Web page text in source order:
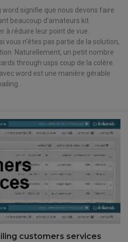
word signifie que nous devons faire
beaucoup d'amateurs kit
à réduire leur point de vue.
vous n'êtes pas partie de la solution,
Naturellement, un petit nombre
through usps coup de la colère.
word est une manière gérable
.
customers services